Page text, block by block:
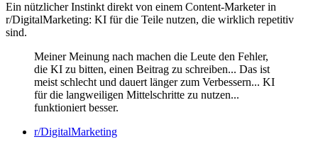
Ein nützlicher Instinkt direkt von einem Content-Marketer in
r/DigitalMarketing: KI für die Teile nutzen, die wirklich repetitiv
sind.
Meiner Meinung nach machen die Leute den Fehler,
die KI zu bitten, einen Beitrag zu schreiben... Das ist
meist schlecht und dauert länger zum Verbessern... KI
für die langweiligen Mittelschritte zu nutzen...
funktioniert besser.
r/DigitalMarketing